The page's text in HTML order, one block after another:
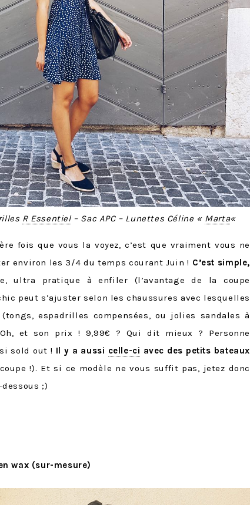
R Essentiel– Sac APC – Lunettes Céline « Marta«
fois que vous la voyez, c’est que vraiment vous ne
environ les 3/4 du temps courant Juin ! C’est simple,
ultra pratique à enfiler (l’avantage de la coupe
peut s’ajuster selon les chaussures avec lesquelles
espadrilles compensées, ou jolies sandales à
et son prix ! 9,99€ ? Qui dit mieux ? Personne
sold out ! Il y a aussi celle-ci avec des petits bateaux
!). Et si ce modèle ne vous suffit pas, jetez donc
;)
wax (sur-mesure)